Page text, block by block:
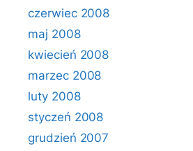
czerwiec 2008
maj 2008
kwiecień 2008
marzec 2008
luty 2008
styczeń 2008
grudzień 2007